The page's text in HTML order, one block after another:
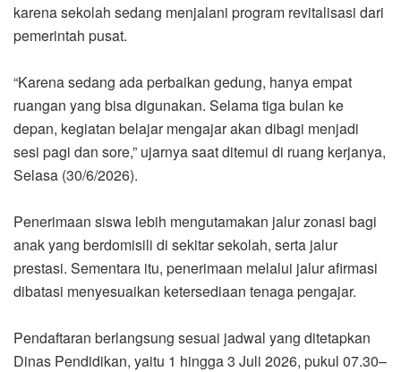
karena sekolah sedang menjalani program revitalisasi dari
pemerintah pusat.
“Karena sedang ada perbaikan gedung, hanya empat
ruangan yang bisa digunakan. Selama tiga bulan ke
depan, kegiatan belajar mengajar akan dibagi menjadi
sesi pagi dan sore,” ujarnya saat ditemui di ruang kerjanya,
Selasa (30/6/2026).
Penerimaan siswa lebih mengutamakan jalur zonasi bagi
anak yang berdomisili di sekitar sekolah, serta jalur
prestasi. Sementara itu, penerimaan melalui jalur afirmasi
dibatasi menyesuaikan ketersediaan tenaga pengajar.
Pendaftaran berlangsung sesuai jadwal yang ditetapkan
Dinas Pendidikan, yaitu 1 hingga 3 Juli 2026, pukul 07.30–